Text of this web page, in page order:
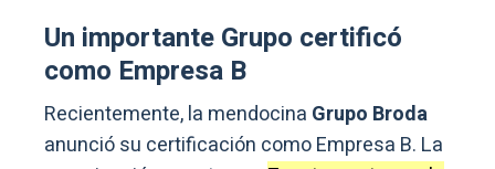
Un importante Grupo certificó
como Empresa B
Recientemente, la mendocina Grupo Broda
anunció su certificación como Empresa B. La